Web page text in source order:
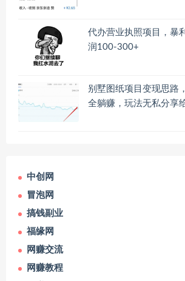
代办营业执照项目，暴
润100-300+
别墅图纸项目变现思路
全躺赚，玩法无私分享
中创网
冒泡网
搞钱副业
福缘网
网赚交流
网赚教程